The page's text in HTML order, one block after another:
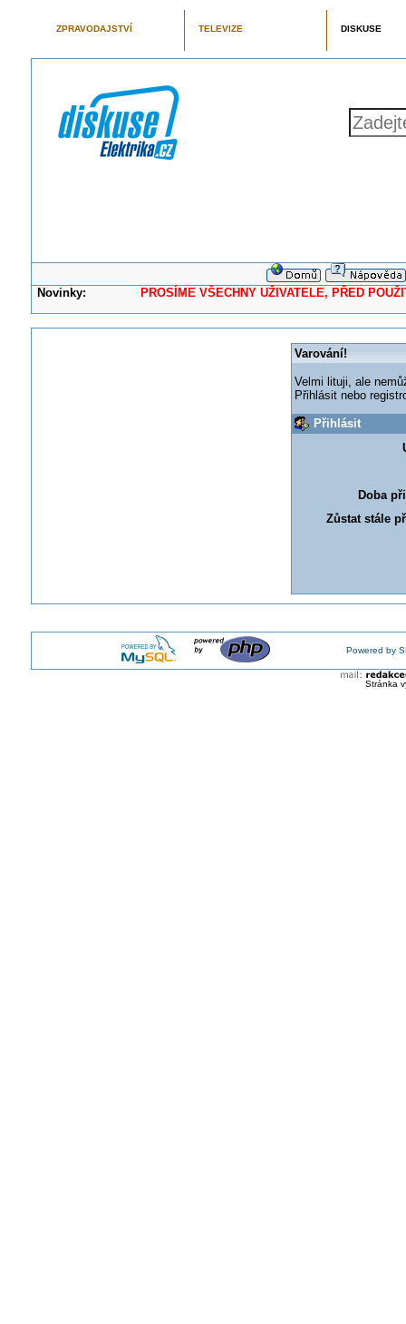
ZPRAVODAJSTVÍ TELEVIZE DISKUSE
Novinky: PROSÍME VŠECHNY UŽIVATELE, PŘED
Varování!
Velmi lituji, ale
Přihlásit nebo
Přihlásit
Doba
Zůstat stále
Powered by
Stránka